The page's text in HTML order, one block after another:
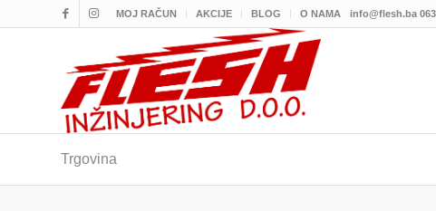
MOJ RAČUN AKCIJE BLOG O NAMA info@flesh.ba
Trgovina